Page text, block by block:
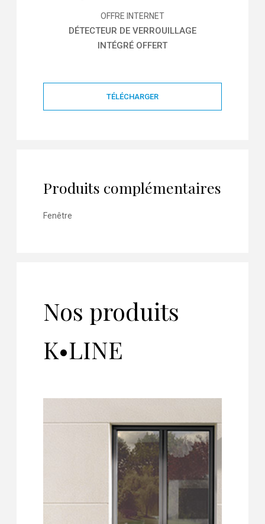
OFFRE INTERNET
DÉTECTEUR DE VERROUILLAGE
INTÉGRÉ OFFERT
TÉLÉCHARGER
Produits complémentaires
Fenêtre
Nos produits
K•LINE